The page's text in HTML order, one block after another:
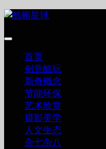
跳
内
首页
创意酷玩
新奇概念
节能环保
艺术欣赏
摄影美学
人文生态
杂七杂八